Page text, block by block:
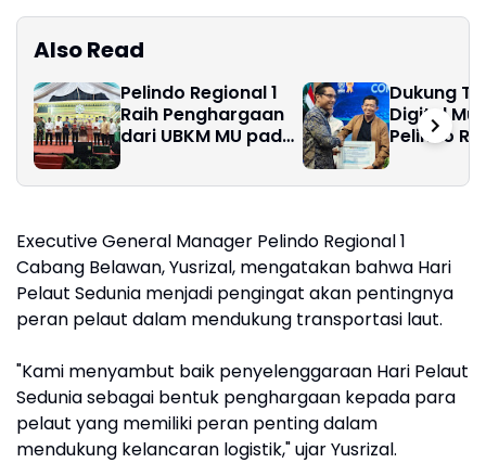
Also Read
Pelindo Regional 1
Raih Penghargaan
dari UBKM MU pada
Adha 1447 H
Dukung
Digital
Pelindo
Langsung
Executive General Manager Pelindo Regional 1
Cabang Belawan, Yusrizal, mengatakan bahwa Hari
Pelaut Sedunia menjadi pengingat akan pentingnya
peran pelaut dalam mendukung transportasi laut.
"Kami menyambut baik penyelenggaraan Hari Pelaut
Sedunia sebagai bentuk penghargaan kepada para
pelaut yang memiliki peran penting dalam
mendukung kelancaran logistik," ujar Yusrizal.